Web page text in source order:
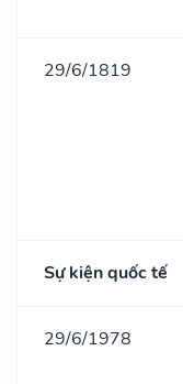
29/6/1819
Sự kiện quốc tế
29/6/1978